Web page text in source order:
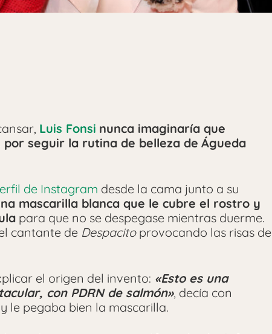
Luis Fonsi nunca imaginaría que
seguir la rutina de belleza de Águeda
de Instagram desde la cama junto a su
mascarilla blanca que le cubre el rostro y
para que no se despegase mientras duerme.
cantante de Despacitoprovocando las risas de
el origen del invento: «Esto es una
con PDRN de salmón», decía con
le pegaba bien la mascarilla.